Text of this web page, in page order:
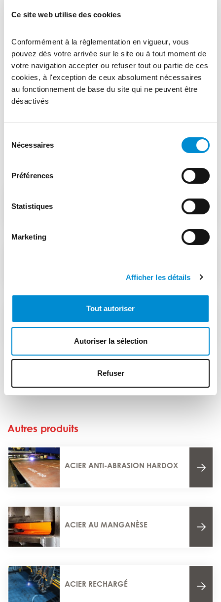
Ce site web utilise des cookies
Conformément à la règlementation en vigueur, vous
pouvez dès votre arrivée sur le site ou à tout moment de
votre navigation accepter ou refuser tout ou partie de ces
cookies, à l'exception de ceux absolument nécessaires
au fonctionnement de base du site qui ne peuvent être
désactivés
Nécessaires
Préférences
Statistiques
Marketing
Afficher les détails
Tout autoriser
Autoriser la sélection
Refuser
QL
Mpa
S1300
QL
HLE
1300
Mpa
4-10
Autres aciers de construction à haute
S700MC
Autres produits
ACIER ANTI-ABRASION HARDOX
ACIER AU MANGANÈSE
ACIER RECHARGÉ